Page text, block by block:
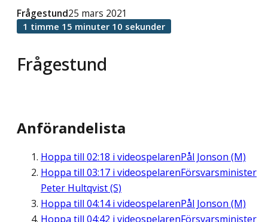
Frågestund
Frågestund25 mars 2021
1 timme 15 minuter 10 sekunder
Anförandelista
Hoppa till 02:18 i videospelarenPål Jonson (M)
Hoppa till 03:17 i videospelarenFörsvarsminister
Peter Hultqvist (S)
Hoppa till 04:14i videospelarenPål Jonson (M)
Hoppa till 04:42 i videospelarenFörsvarsminister